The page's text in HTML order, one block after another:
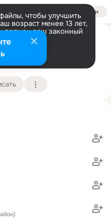
Войти
чтобы улучшить
возраст менее 13 лет,
должен ваш законный
информации
(51 год)
технический
Подробнее